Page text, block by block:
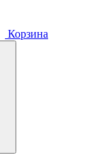
Корзина